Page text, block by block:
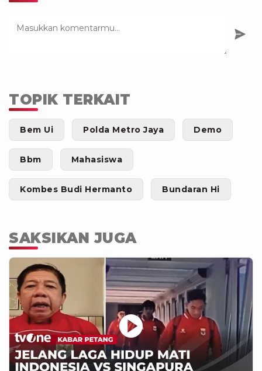
TOPIK TERKAIT
Bem Ui Polda Metro Jaya Demo
Bbm Mahasiswa
Kombes Budi Hermanto Bundaran Hi
SAKSIKAN JUGA